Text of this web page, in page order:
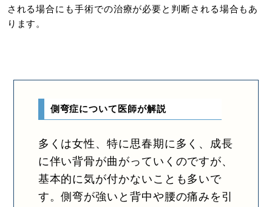
される場合にも手術での治療が必要と判断される場合もあ
ります。
側弯症について医師が解説
多くは女性、特に思春期に多く、成長
に伴い背骨が曲がっていくのですが、
基本的に気が付かないことも多いで
す。側弯が強いと背中や腰の痛みを引